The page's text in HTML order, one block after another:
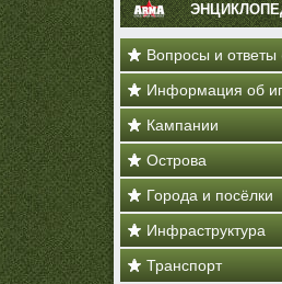
Вопросы и ответы
Информация об
Кампании
Острова
Города и посёлки
Инфраструктура
Транспорт